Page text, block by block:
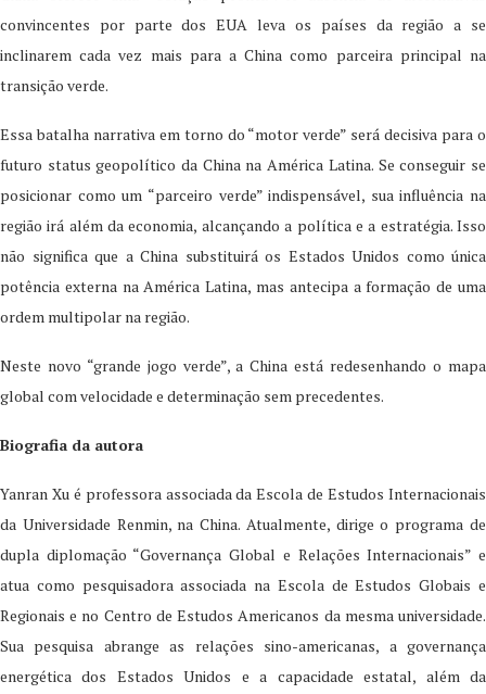
convincentes por parte dos EUA leva os países da região a se
inclinarem cada vez mais para a China como parceira principal na
transição verde.
Essa batalha narrativa em torno do “motor verde” será decisiva para o
futuro status geopolítico da China na América Latina. Se conseguir se
posicionar como um “parceiro verde” indispensável, sua influência na
região irá além da economia, alcançando a política e a estratégia. Isso
não significa que a China substituirá os Estados Unidos como única
potência externa na América Latina, mas antecipa a formação de uma
ordem multipolar na região.
Neste novo “grande jogo verde”, a China está redesenhando o mapa
global com velocidade e determinação sem precedentes.
Biografia da autora
Yanran Xu é professora associada da Escola de Estudos Internacionais
da Universidade Renmin, na China. Atualmente, dirige o programa de
dupla diplomação “Governança Global e Relações Internacionais” e
atua como pesquisadora associada na Escola de Estudos Globais e
Regionais e no Centro de Estudos Americanos da mesma universidade.
Sua pesquisa abrange as relações sino-americanas, a governança
energética dos Estados Unidos e a capacidade estatal, além da